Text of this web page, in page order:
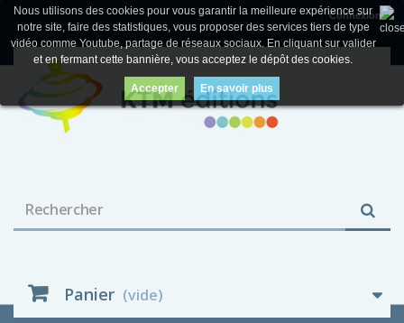
Connexion
Panier (vide)
Nous utilisons des cookies pour vous garantir la meilleure expérience sur
notre site, faire des statistiques, vous proposer des services tiers de type
vidéo comme Youtube, partage de réseaux sociaux. En cliquant sur valider
et en fermant cette bannière, vous acceptez le dépôt des cookies.
Accepter En savoir plus